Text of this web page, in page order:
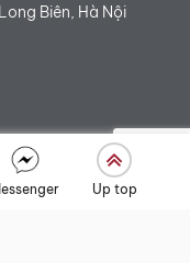
Biên, Hà Nội
Phú, phường An
Up top